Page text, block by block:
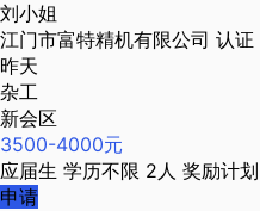
刘小姐
江门市富特精机有限公司 认证
昨天
杂工
新会区
3500-4000元
应届生 学历不限 2人 奖励计划
申请